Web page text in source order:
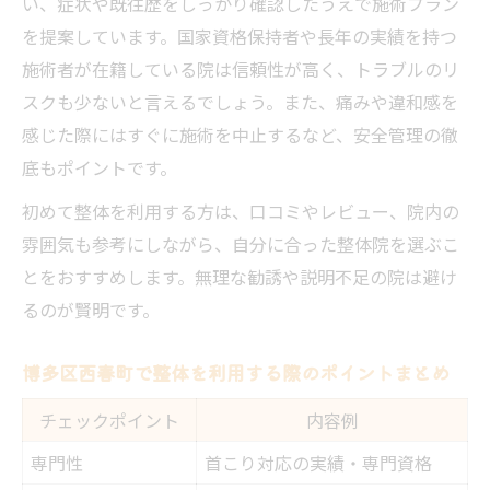
を提案しています。国家資格保持者や長年の実績を持つ
施術者が在籍している院は信頼性が高く、トラブルのリ
スクも少ないと言えるでしょう。また、痛みや違和感を
感じた際にはすぐに施術を中止するなど、安全管理の徹
底もポイントです。
初めて整体を利用する方は、口コミやレビュー、院内の
雰囲気も参考にしながら、自分に合った整体院を選ぶこ
とをおすすめします。無理な勧誘や説明不足の院は避け
るのが賢明です。
博多区西春町で整体を利用する際のポイントまとめ
チェックポイント
内容例
専門性
首こり対応の実績・専門資格